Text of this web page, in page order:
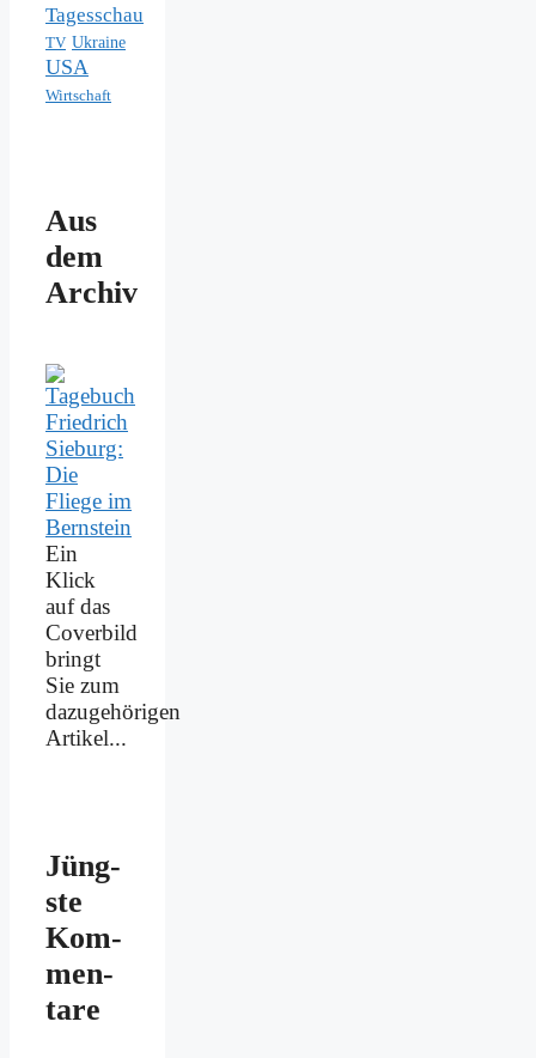
Tagesschau
TV Ukraine
USA
Wirtschaft
Aus
dem
Archiv
Ein
Klick
auf das
Coverbild
bringt
Sie zum
dazugehörigen
Artikel...
Jüng­
ste
Kom­
men­
ta­re